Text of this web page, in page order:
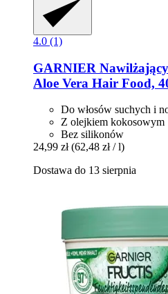
4.0 (1)
GARNIER
Aloe Vera Hair Food,
Do włosów suchych i
Z olejkiem kokosowym
Bez silikonów
24,99 zł (62,48 zł / l)
Dostawa do 13 sierpnia